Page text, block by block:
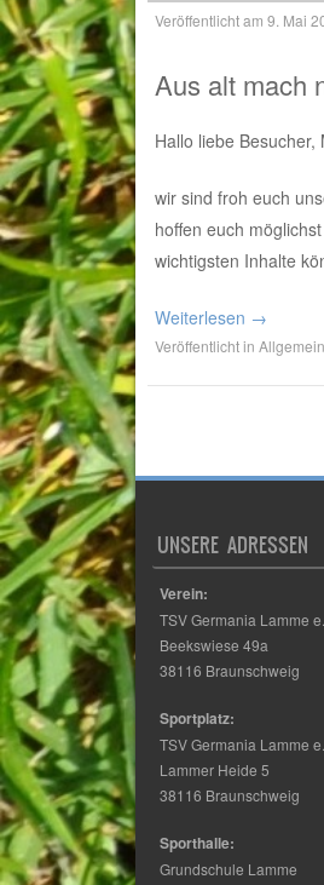
Veröffentlicht am 9. Mai
Aus alt mach
Hallo liebe
wir sind froh euch
hoffen euch
wichtigsten Inhalte
Weiterlesen →
Veröffentlicht in Allgemein
Post
UNSERE ADRESSEN
Verein:
TSV Germania Lamme
Beekswiese 49a
38116 Braunschweig
Sportplatz:
TSV Germania Lamme
Lammer Heide 5
38116 Braunschweig
Sporthalle:
Grundschule Lamme